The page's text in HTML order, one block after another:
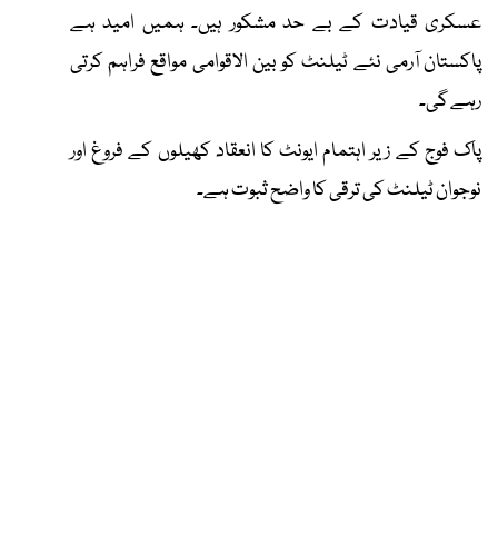
عسکری قیادت کے بے حد مشکور ہیں۔ ہمیں امید ہے
پاکستان آرمی نئے ٹیلنٹ کو بین الاقوامی مواقع فراہم کرتی
رہے گی۔
پاک فوج کے زیر اہتمام ایونٹ کا انعقاد کھیلوں کے فروغ اور
نوجوان ٹیلنٹ کی ترقی کا واضح ثبوت ہے۔